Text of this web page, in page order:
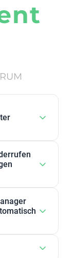
in den
Sie
verfügbar